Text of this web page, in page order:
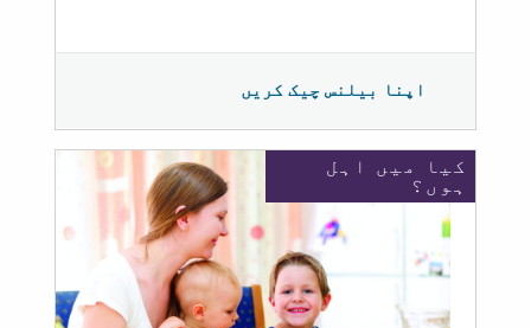
اپنا بیلنس چیک کریں
کیا میں اہل
ہوں؟